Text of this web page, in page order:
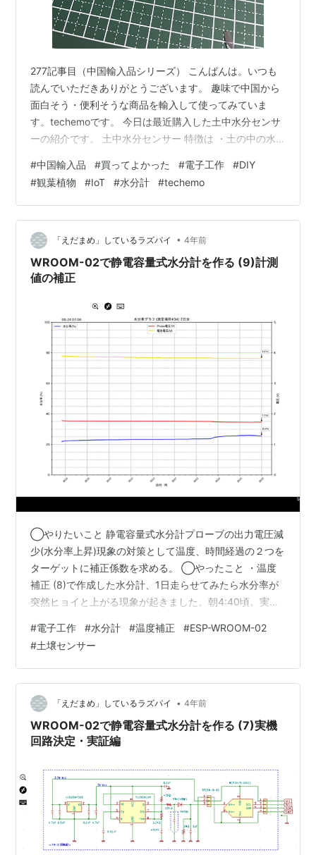
277記事目（中国輸入品シリーズ） こんばんは。いつも
読んでいただきありがとうございます。 趣味で中国から
面白そう・便利そうな商品を輸入して使ってみていま
す。techemoです。 今日は最近購入した土中水分センサ
ーの紹介です。 土中水分センサー 特徴は ・土の中の水
とデジタルの出力が可能 ・感度も調整できる ・ジャンパ
ー線3本同梱 ・安い（３００円） 使い方は 観葉植物の水
やりのタイミングを知りたくて購入しました 参考にした
のは以下のプロジェクト projecthub.arduino.cc ゆくゆ
くは水分量をモニタリングしたいので今回はWi-…
#中国輸入品 #買ってよかった #電子工作 #DIY
#観葉植物 #IoT #水分計 #techemo
「えだまめ」しているラズパイ • 4年前
WROOM-02で静電容量式水分計を作る (9)計測
値の補正
◯やりたいこと 静電容量式水分計プローブの出力電圧減
少(水分率上昇)現象の対策として温度、時間経過の２つを
ターゲットに補正係数を求める。 ◯やったこと ・温度
補正 (8)で作成した水分計、1日走らせてみたら水分率が
突然ヒョイと上がる現象が起きました。朝4:40頃。実は
気を入れ替えた時に起きた現象。この日の朝は外の方が
気温や湿度が低くカラッとした空気。気持ちいい風が室
内に入ってきて湿度も急減、温度もあっという間に3℃程
下がったのですが同時に水分率も急上昇。室温が下がる
と水分率が上がる、水分率が室温と密接に関係している
ことをヒョンなことから発見です…
#電子工作 #水分計 #温度補正 #ESP-WROOM-02
#土壌センサー
「えだまめ」しているラズパイ • 4年前
WROOM-02で静電容量式水分計を作る (7)実機
回路決定・実証編